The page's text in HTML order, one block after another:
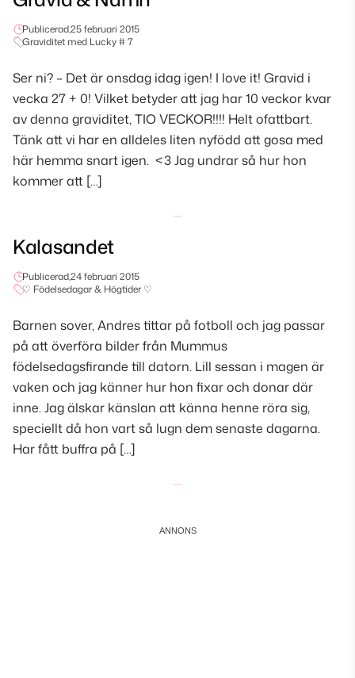
Publicerad,25 februari 2015
Graviditet med Lucky # 7
Ser ni? – Det är onsdag idag igen! I love it! Gravid i
vecka 27 + 0! Vilket betyder att jag har 10 veckor kvar
av denna graviditet, TIO VECKOR!!!! Helt ofattbart.
Tänk att vi har en alldeles liten nyfödd att gosa med
här hemma snart igen. <3 Jag undrar så hur hon
kommer att […]
Kalasandet
Publicerad,24 februari 2015
♡ Födelsedagar & Högtider ♡
Barnen sover, Andres tittar på fotboll och jag passar
på att överföra bilder från Mummus
födelsedagsfirande till datorn. Lill sessan i magen är
vaken och jag känner hur hon fixar och donar där
inne. Jag älskar känslan att känna henne röra sig,
speciellt då hon vart så lugn dem senaste dagarna.
Har fått buffra på […]